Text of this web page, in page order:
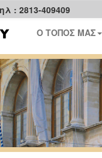
: 2813-409409
Ο ΤΟΠΟΣ ΜΑΣ